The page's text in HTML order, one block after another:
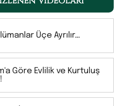
Üçe Ayrılır…
Göre Evlilik ve Kurtuluş